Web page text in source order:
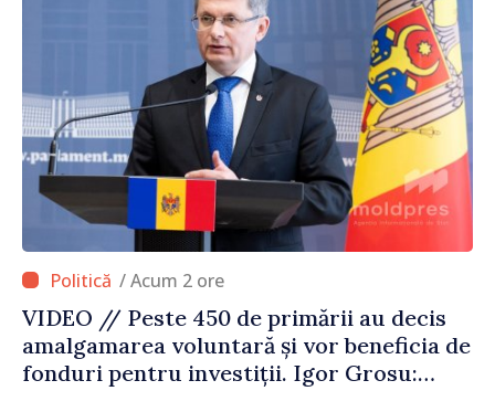
/ Acum 2 ore
VIDEO // Peste 450 de primării au decis
amalgamarea voluntară și vor beneficia de
fonduri pentru investiții. Igor Grosu: